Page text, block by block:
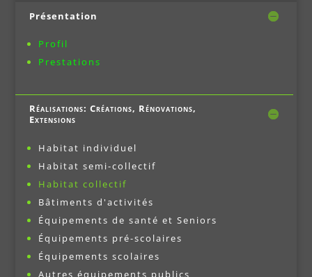
Présentation
Profil
Prestations
Réalisations: Créations, Rénovations,
Extensions
Habitat individuel
Habitat semi-collectif
Habitat collectif
Bâtiments d'activités
Équipements de santé et Seniors
Équipements pré-scolaires
Équipements scolaires
Autres équipements publics